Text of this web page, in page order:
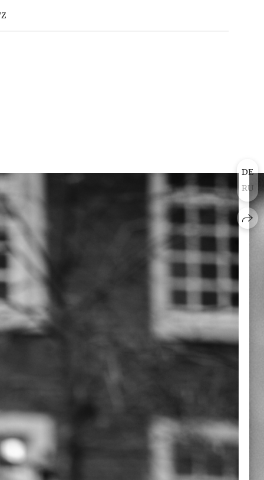
DE
RU